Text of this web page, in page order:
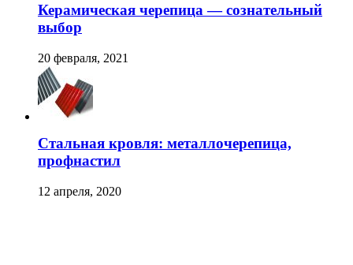
Керамическая черепица — сознательный
выбор
20 февраля, 2021
Стальная кровля: металлочерепица,
профнастил
12 апреля, 2020